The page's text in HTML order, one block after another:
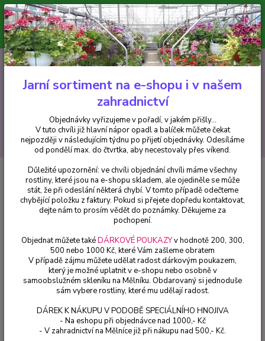
Minimální hodnota pro odeslání z e-shopu je 300 Kč.
V tuto chvíli již hlavní nápor objednávek opadl a balíček můžete čekat
nejpozději v následujícím týdnu po přijetí objednávky. Objednávky
vyřizujeme v pořadí, v jakém přišly...
CZK
Hledat
+420 602 223 614 0ks
za0 Kč
Fuchsie
Danny Kaye Fuchsie ( Fuchsie) - cena za kus v 3-kusovém
balení
Danny Kaye Fuchsie ( Fuchsie) -
cena za kus v 3-kusovém balení
Jarní sortiment na e-shopu i v našem
zahradnictví
Objednávky vyřizujeme v pořadí, v jakém přišly...
V tuto chvíli již hlavní nápor opadl a balíček můžete čekat
nejpozději v následujícím týdnu po přijetí objednávky. Odesíláme
od pondělí max. do čtvrtka, aby necestovaly přes víkend.
Důležité upozornění: ve chvíli objednání chvíli máme všechny
rostliny, které jsou na e-shopu skladem, ale ojediněle se může
stát, že při odeslání některá chybí. V tomto případě odečteme
chybějící položku z faktury. Pokud si přejete dopředu kontaktovat,
dejte nám to prosím vědět do poznámky. Děkujeme za
pochopení.
Objednat můžete takéDÁRKOVÉ POUKAZYv hodnotě 200, 300,
500 nebo 1000 Kč, které Vám zašleme obratem
V případě zájmu můžete udělat radost dárkovým poukazem,
který je možné uplatnit v e-shopu nebo osobně v
samoobslužném skleníku na Mělníku. Obdarovaný si jednoduše
sám vybere rostliny, které mu udělají radost.
DÁREK K NÁKUPU V PODOBĚ SPECIÁLNÍHO HNOJIVA
- Na eshopu při objednávce nad 1000,- Kč
- V zahradnictví na Mělníce již při nákupu nad 500,- Kč.